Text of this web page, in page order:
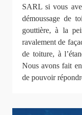
SARL si vous
démoussage de
gouttière, à la
ravalement de
de toiture, à
Nous avons fait
de pouvoir